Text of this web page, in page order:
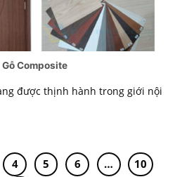
Gỗ Composite
được thịnh hành trong giới nội
4 5 6 … 10